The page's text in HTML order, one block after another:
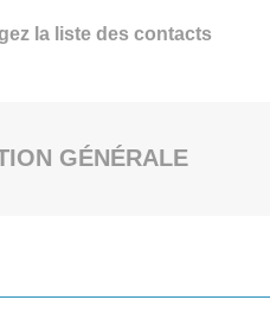
la liste des contacts
GÉNÉRALE